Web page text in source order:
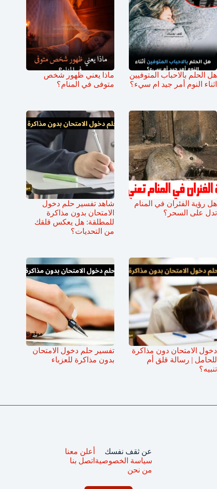
هل الحلم بالاحباب المتوفيين
اثناء النوم أمر جيد ام سيء؟
ماذا يعني ظهور شخص
متوفى في المنام؟
هل رؤية الفئران في المنام
تدل على السحر؟
شاهد تفسير حلم دخول
الامتحان بدون مذاكرة
للمطلقة: هل يعكس قلقك
من التحديات؟
دخول الامتحان دون مذاكرة
للحامل | رسالة قلق أم
تنبيه؟
تفسير حلم دخول الامتحان
بدون مذاكرة للعزباء
عن ثقف نفسك
سياسة الخصوصية
من نحن
أعلن معنا
اتصل بنا